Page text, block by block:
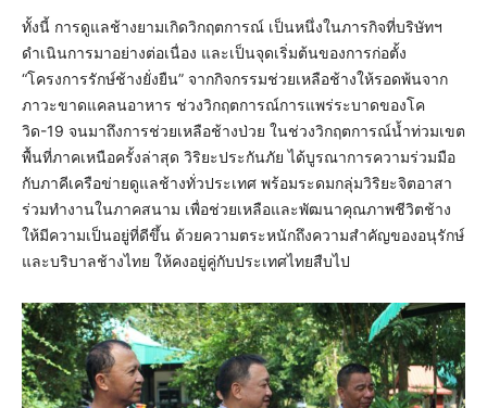
ทั้งนี้ การดูแลช้างยามเกิดวิกฤตการณ์ เป็นหนึ่งในภารกิจที่บริษัทฯ
ดำเนินการมาอย่างต่อเนื่อง และเป็นจุดเริ่มต้นของการก่อตั้ง
“โครงการรักษ์ช้างยั่งยืน” จากกิจกรรมช่วยเหลือช้างให้รอดพ้นจาก
ภาวะขาดแคลนอาหาร ช่วงวิกฤตการณ์การแพร่ระบาดของโค
วิด-19 จนมาถึงการช่วยเหลือช้างป่วย ในช่วงวิกฤตการณ์น้ำท่วมเขต
พื้นที่ภาคเหนือครั้งล่าสุด วิริยะประกันภัย ได้บูรณาการความร่วมมือ
กับภาคีเครือข่ายดูแลช้างทั่วประเทศ พร้อมระดมกลุ่มวิริยะจิตอาสา
ร่วมทำงานในภาคสนาม เพื่อช่วยเหลือและพัฒนาคุณภาพชีวิตช้าง
ให้มีความเป็นอยู่ที่ดีขึ้น ด้วยความตระหนักถึงความสำคัญของอนุรักษ์
และบริบาลช้างไทย ให้คงอยู่คู่กับประเทศไทยสืบไป